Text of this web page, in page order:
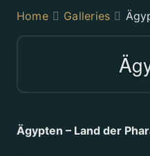
Home Galleries
Ägypten – Land der